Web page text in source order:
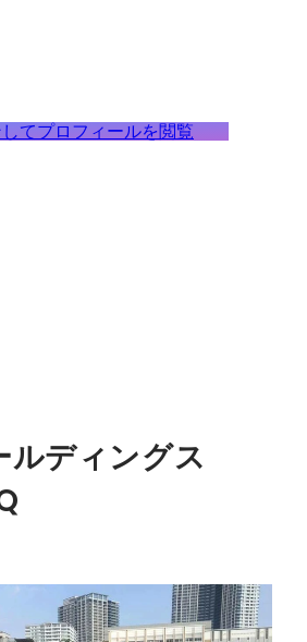
てプロフィールを閲覧
ルディングス